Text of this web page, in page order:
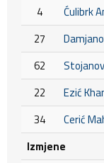
4
Ćulibrk
27
62
22
Ezić
34
Cerić
Izmjene